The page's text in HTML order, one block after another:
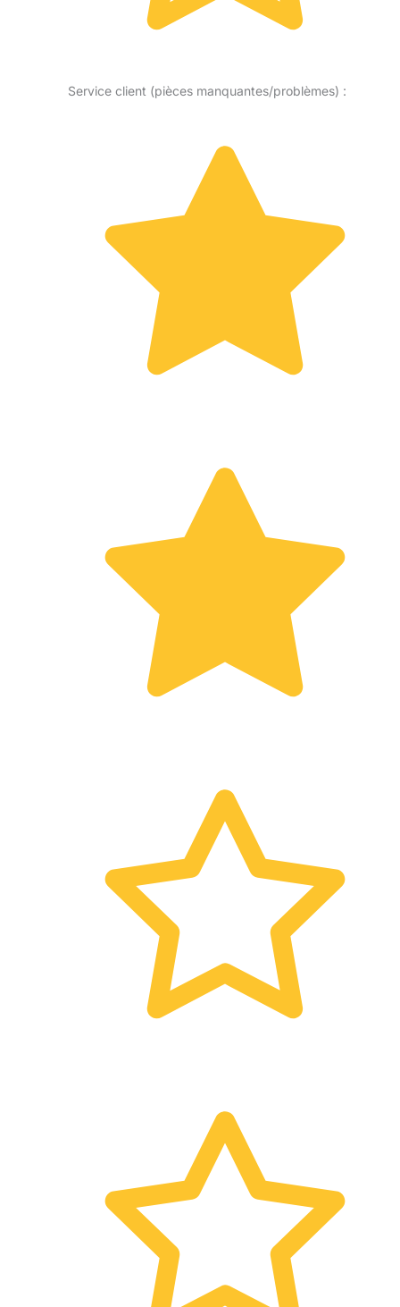
Service client (pièces manquantes/problèmes) :